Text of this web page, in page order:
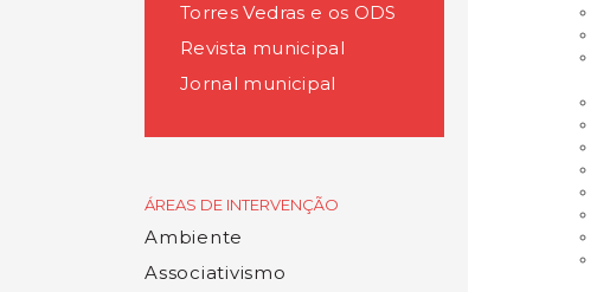
Torres Vedras e os ODS
Revista municipal
Jornal municipal
ÁREAS DE INTERVENÇÃO
Ambiente
Associativismo